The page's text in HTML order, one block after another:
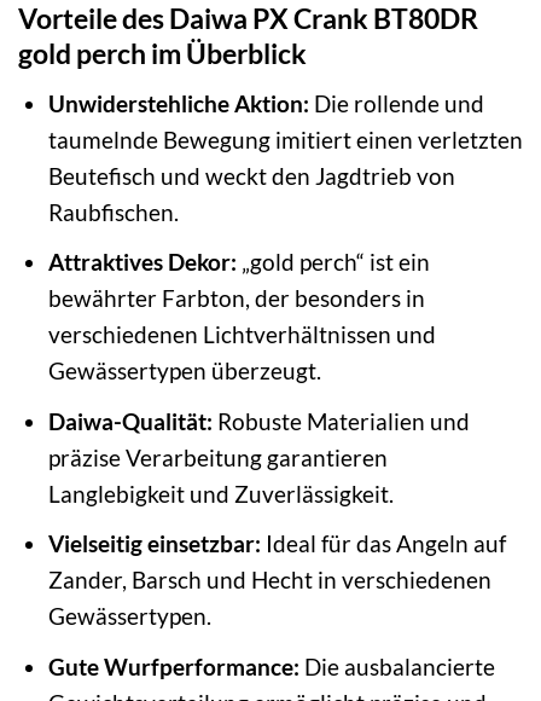
Vorteile des Daiwa PX Crank BT80DR
gold perch im Überblick
Unwiderstehliche Aktion: Die rollende und
taumelnde Bewegung imitiert einen verletzten
Beutefisch und weckt den Jagdtrieb von
Raubfischen.
Attraktives Dekor: „gold perch“ ist ein
bewährter Farbton, der besonders in
verschiedenen Lichtverhältnissen und
Gewässertypen überzeugt.
Daiwa-Qualität: Robuste Materialien und
präzise Verarbeitung garantieren
Langlebigkeit und Zuverlässigkeit.
Vielseitig einsetzbar: Ideal für das Angeln auf
Zander, Barsch und Hecht in verschiedenen
Gewässertypen.
Gute Wurfperformance: Die ausbalancierte